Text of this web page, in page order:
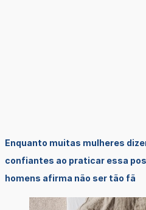
Enquanto muitas mulheres
confiantes ao praticar essa
homens afirma não ser tão fã